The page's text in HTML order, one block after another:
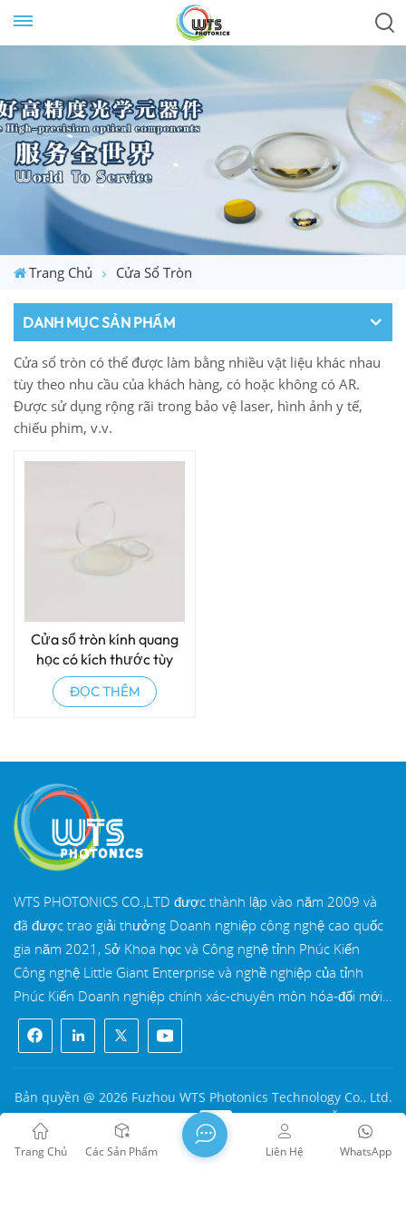
Trang Chủ Cửa Sổ Tròn
DANH MỤC SẢN PHẨM
Cửa sổ tròn có thể được làm bằng nhiều vật liệu khác nhau
tùy theo nhu cầu của khách hàng, có hoặc không có AR.
Được sử dụng rộng rãi trong bảo vệ laser, hình ảnh y tế,
chiếu phim, v.v.
Cửa sổ tròn kính quang
học có kích thước tùy
chỉnh
ĐỌC THÊM
WTS PHOTONICS CO.,LTD được thành lập vào năm 2009 và
đã được trao giải thưởng Doanh nghiệp công nghệ cao quốc
gia năm 2021, Sở Khoa học và Công nghệ tỉnh Phúc Kiến
Công nghệ Little Giant Enterprise và nghề nghiệp của tỉnh
Phúc Kiến Doanh nghiệp chính xác-chuyên môn hóa-đổi mới
vào năm 2022. WTS định vị tại Thành phố ven biển Đông Nam
xinh đẹp, Phúc Châu, một thành phố quang học nổi tiếng ở
Trung Quốc. WTS có 11.000 mét vuông nhà xưởng tiêu
chuẩn, một nhóm của đội ngũ kỹ thuật lành nghề và một hệ
thống xử lý quang học hoàn chỉnh, hệ thống sơn phủ, hệ
thống lắp ráp và hệ thống kiểm soát chất lượng. WTS cung
cấp khách hàng với các giải pháp trọn gói cho R&D, thiết kế và
Bản quyền @ 2026 Fuzhou WTS Photonics Technology Co., Ltd.
Mọi quyền được bảo lưu .
MẠNG ĐƯỢC HỖ TRỢ
闽ICP备2024080551号
Sơ đồ trang web /
/
Chính sách bảo mật
Trang Chủ Các Sản Phẩm WhatsApp
Liên Hệ